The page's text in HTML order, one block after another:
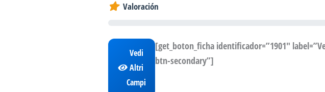
Valoración
Vedi
Altri
Campi
[get_boton_ficha identificador=”1901″
btn-secondary”]